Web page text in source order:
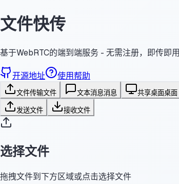
文件快传
基于WebRTC的端到端服务 - 无需注册，即传即用
开源地址 使用帮助
文件传输文件 文本消息消息 共享桌面桌面
发送文件 接收文件
选择文件
拖拽文件到下方区域或点击选择文件